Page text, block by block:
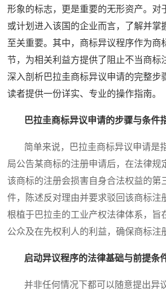
形象的标志，更是重要的无形资产。对
或计划进入该国的企业而言，了解并掌
至关重要。其中，商标异议程序作为商
节，为相关利益方提供了阻止不当商标
深入剖析巴拉圭商标异议申请的完整步
读者提供一份详实、专业的操作指南。
巴拉圭商标异议申请的步骤与条件
简单来说，巴拉圭商标异议申请是
局公告某商标的注册申请后，在法律规
该商标的注册会损害自身合法权益的第
件，陈述反对理由并要求驳回该商标注
根植于巴拉圭的工业产权法律体系，旨
公众及在先权利人的利益，确保商标注
启动异议程序的法律基础与前提条
并非任何情况下都可以随意提出异